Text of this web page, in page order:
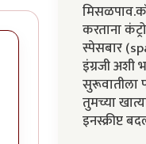
करताना
स्पेसबार
इंग्रजी अशी
सुरूवातीला
तुमच्या
इनस्क्रीप्ट